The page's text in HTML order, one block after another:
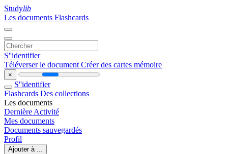
Studylib
Les documents Flashcards
S''identifier
Téléverser le document Créer des cartes mémoire
×
S''identifier
Flashcards Des collections
Les documents
Dernière Activité
Mes documents
Documents sauvegardés
Profil
Ajouter à ...